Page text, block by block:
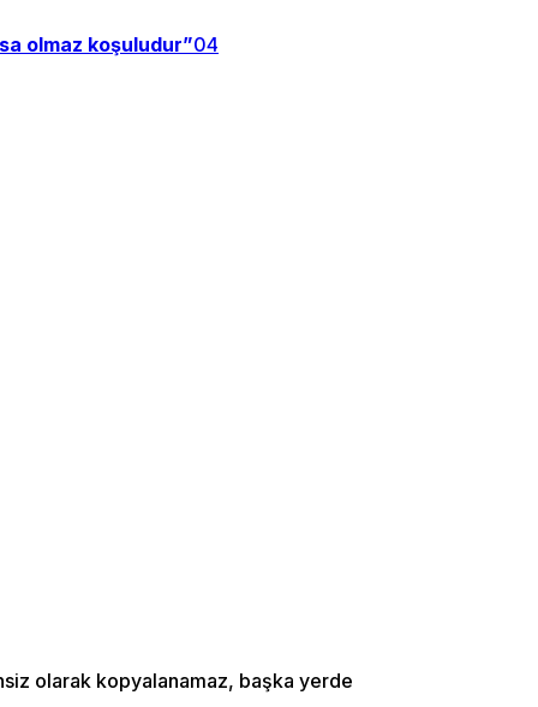
olmaz koşuludur”04
olarak kopyalanamaz, başka yerde